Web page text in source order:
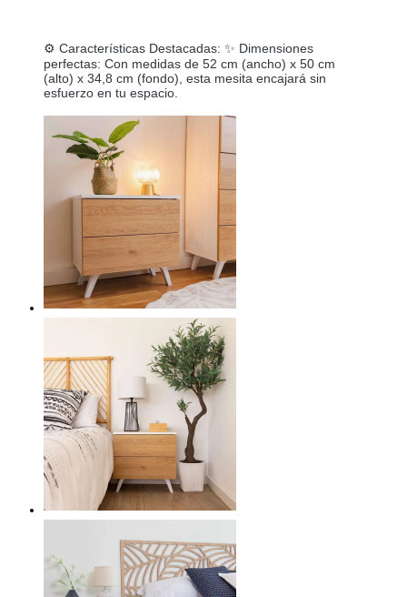
⚙️ Características Destacadas: ✨ Dimensiones
perfectas: Con medidas de 52 cm (ancho) x 50 cm
(alto) x 34,8 cm (fondo), esta mesita encajará sin
esfuerzo en tu espacio.